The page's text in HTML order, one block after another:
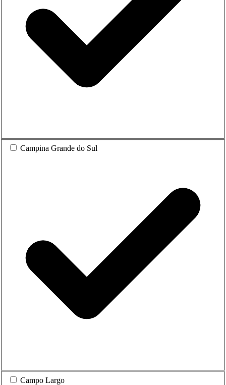
Campina Grande do Sul
Campo Largo